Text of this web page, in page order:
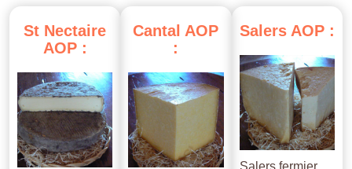
St Nectaire
AOP :
Cantal AOP
:
Salers AOP :